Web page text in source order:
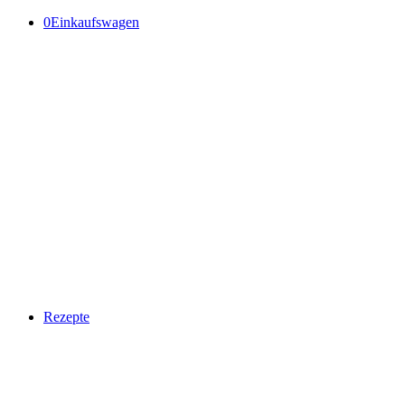
0Einkaufswagen
Rezepte